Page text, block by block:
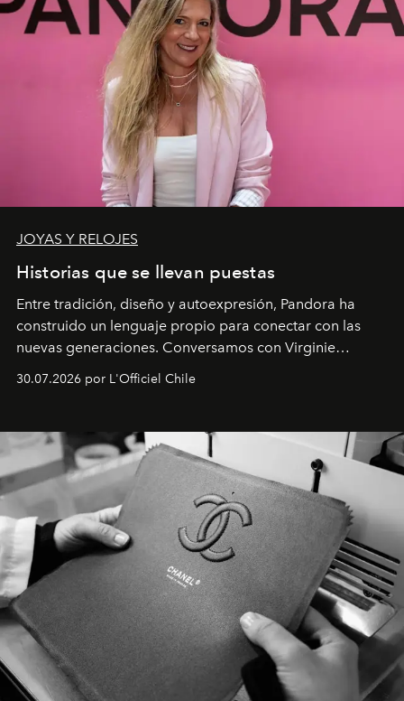
JOYAS Y RELOJES
Historias que se llevan puestas
Entre tradición, diseño y autoexpresión, Pandora ha
construido un lenguaje propio para conectar con las
nuevas generaciones. Conversamos con Virginie
Dubray, la responsable de marketing para
Latinoamérica, sobre identidad, cultura y el valor
30.07.2026 por L'Officiel Chile